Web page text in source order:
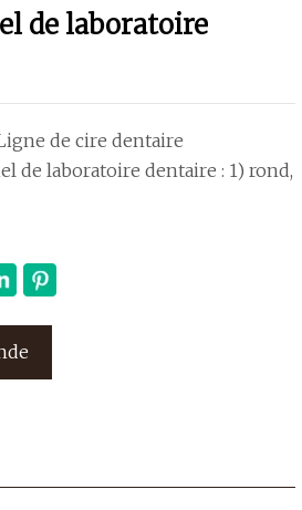
de laboratoire
de cire dentaire
de laboratoire dentaire : 1) rond,